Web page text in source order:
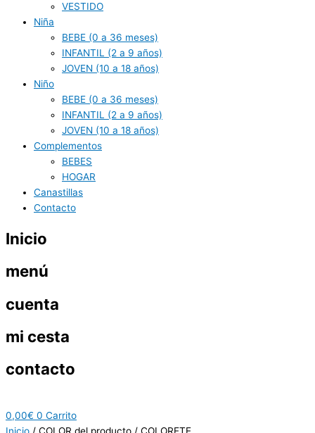
VESTIDO
Niña
BEBE (0 a 36 meses)
INFANTIL (2 a 9 años)
JOVEN (10 a 18 años)
Niño
BEBE (0 a 36 meses)
INFANTIL (2 a 9 años)
JOVEN (10 a 18 años)
Complementos
BEBES
HOGAR
Canastillas
Contacto
Inicio
menú
cuenta
mi cesta
contacto
0,00€ 0 Carrito